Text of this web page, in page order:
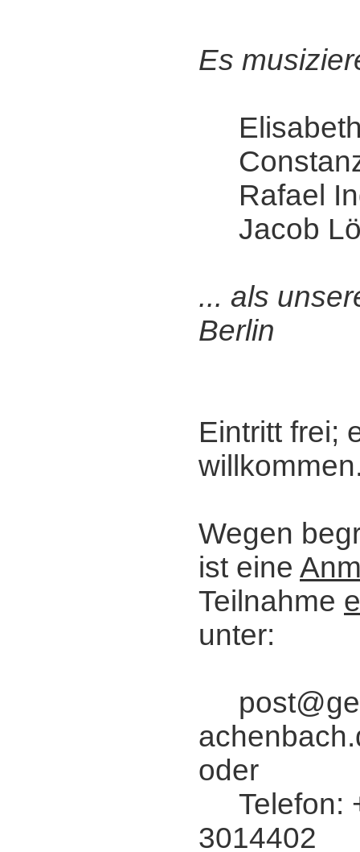
Es
Rafael
Jacob
... als
Berlin
Eintritt frei;
Wegen
ist eine
Teilnahme
unter:
oder
Telefon:
3014402